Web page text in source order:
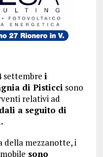
settembre i
di Pisticci sono
relativi ad
a seguito di
della mezzanotte, i
sono